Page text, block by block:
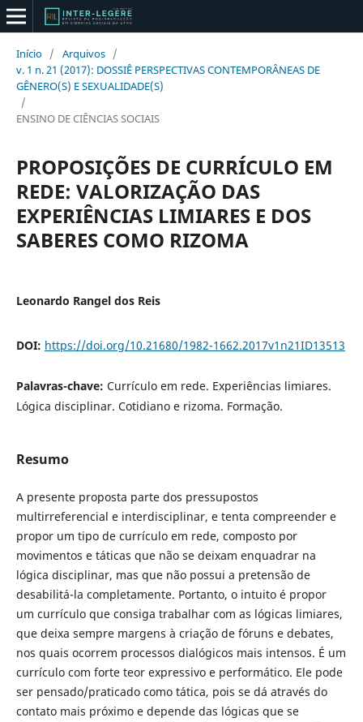
Início / Arquivos /
v. 1 n. 21 (2017): DOSSIÊ PERSPECTIVAS CONTEMPORÂNEAS DE
GÊNERO(S) E SEXUALIDADE(S)
/
ENSINO DE CIÊNCIAS SOCIAIS
PROPOSIÇÕES DE CURRÍCULO EM
REDE: VALORIZAÇÃO DAS
EXPERIÊNCIAS LIMIARES E DOS
SABERES COMO RIZOMA
Leonardo Rangel dos Reis
DOI: https://doi.org/10.21680/1982-1662.2017v1n21ID13513
Palavras-chave: Currículo em rede. Experiências limiares.
Lógica disciplinar. Cotidiano e rizoma. Formação.
Resumo
A presente proposta parte dos pressupostos
multirreferencial e interdisciplinar, e tenta compreender e
propor um tipo de currículo em rede, composto por
movimentos e táticas que não se deixam enquadrar na
lógica disciplinar, mas que não possui a pretensão de
desabilitá-la completamente. Portanto, o intuito é propor
um currículo que consiga trabalhar com as lógicas limiares,
que deixa sempre margens à criação de fóruns e debates,
nos quais ocorrem processos dialógicos mais intensos. É um
currículo com forte teor expressivo e performático. Ele pode
ser pensado/praticado como tática, pois se dá através do
contato mais próximo e depende das lógicas que se